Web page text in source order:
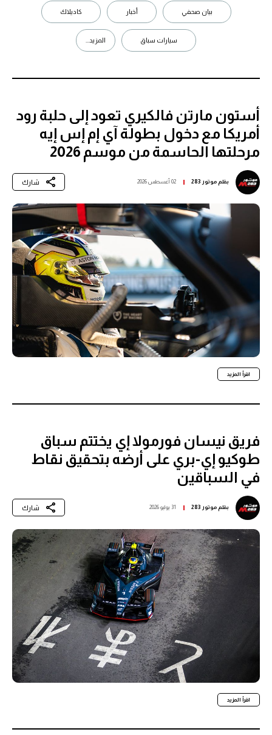
بيان صحفي أخبار كاديلاك
سيارات سباق المزيد...
أستون مارتن فالكيري تعود إلى حلبة رود
أمريكا مع دخول بطولة آي إم إس إيه
مرحلتها الحاسمة من موسم 2026
بقلمموتور 283 02 أغسطس 2026 شارك
اقرأ المزيد
فريق نيسان فورمولا إي يختتم سباق
طوكيو إي-بري على أرضه بتحقيق نقاط
في السباقين
بقلمموتور 283 31 يوليو 2026 شارك
اقرأ المزيد